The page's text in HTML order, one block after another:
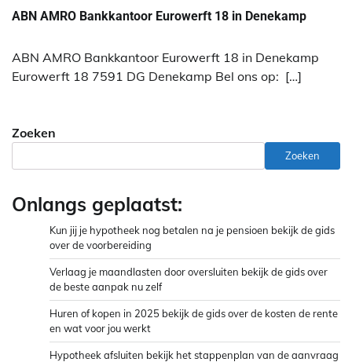
ABN AMRO Bankkantoor Eurowerft 18 in Denekamp
ABN AMRO Bankkantoor Eurowerft 18 in Denekamp
Eurowerft 18 7591 DG Denekamp Bel ons op: […]
Zoeken
Zoeken
Onlangs geplaatst:
Kun jij je hypotheek nog betalen na je pensioen bekijk de gids
over de voorbereiding
Verlaag je maandlasten door oversluiten bekijk de gids over
de beste aanpak nu zelf
Huren of kopen in 2025 bekijk de gids over de kosten de rente
en wat voor jou werkt
Hypotheek afsluiten bekijk het stappenplan van de aanvraag